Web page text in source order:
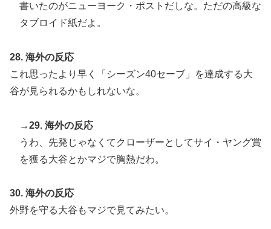
書いたのがニューヨーク・ポストだしな。ただの高級な
タブロイド紙だよ。
28. 海外の反応
これ思ったより早く「シーズン40セーブ」を達成する大
谷が見られるかもしれないな。
→29. 海外の反応
うわ、先発じゃなくてクローザーとしてサイ・ヤング賞
を獲る大谷とかマジで胸熱だわ。
30. 海外の反応
外野を守る大谷もマジで見てみたい。